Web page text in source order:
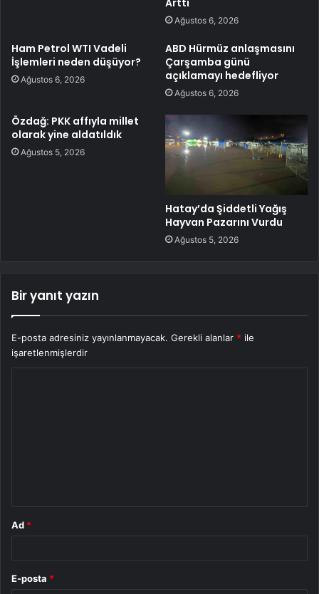
Ağustos 6, 2026
Ham Petrol WTI Vadeli
İşlemleri neden düşüyor?
Ağustos 6, 2026
ABD Hürmüz anlaşmasını
Çarşamba günü
açıklamayı hedefliyor
Ağustos 6, 2026
Özdağ: PKK affıyla millet
olarak yine aldatıldık
Ağustos 5, 2026
Hatay’da Şiddetli Yağış
Hayvan Pazarını Vurdu
Ağustos 5, 2026
Bir yanıt yazın
E-posta adresiniz yayınlanmayacak. Gerekli alanlar * ile
işaretlenmişlerdir
Ad *
E-posta *